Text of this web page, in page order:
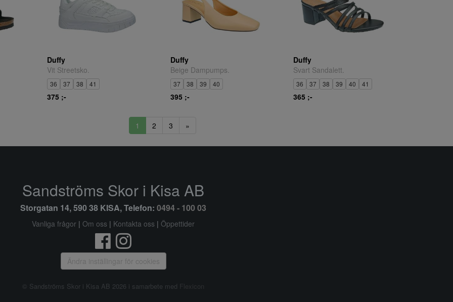
Duffy
Vit Streetsko.
36 37 38 41
375 ;-
Duffy
Beige Dampumps.
37 38 39 40
395 ;-
Duffy
Svart Sandalett.
36 37 38 39 40 41
365 ;-
1 2 3 »
Sandströms Skor i Kisa AB
Storgatan 14, 590 38 KISA, Telefon: 0494 - 100 03
Vanliga frågor | Om oss | Kontakta oss | Öppettider
Ändra inställingar för cookies
© Sandströms Skor i Kisa AB 2026 i samarbete med Flexicon